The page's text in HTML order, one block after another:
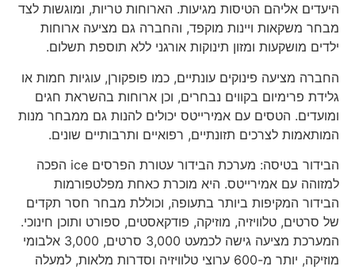
היעדים אליהם הטיסות מגיעות. הארוחות טריות, ומוגשות לצד
מבחר משקאות ויינות מוקפד, והחברה גם מציעה ארוחות
ילדים מושקעות ומזון תינוקות אורגני ללא תוספת תשלום.
החברה מציעה פינוקים עונתיים, כמו פופקורן, עוגיות חמות או
גלידת פרימיום בקווים נבחרים, וכן ארוחות בהשראת חגים
ומועדים. הטסים עם אמירייטס יכולים להנות גם ממבחר מנות
המותאמות לצרכים תזונתיים, רפואיים ותרבותיים שונים.
הבידור בטיסה: מערכת הבידור עטורת הפרסים ice הפכה
למזוהה עם אמירייטס. היא מוכרת כאחת מפלטפורמות
הבידור המקיפות ביותר בתעופה, וכוללת מבחר חסר תקדים
של סרטים, טלוויזיה, מוזיקה, פודקאסטים, ספורט ותוכן חינוכי.
המערכת מציעה גישה לכמעט 3,000 סרטים, 3,000 אלבומי
מוזיקה, יותר מ-600 ערוצי טלוויזיה וסדרות מלאות, למעלה